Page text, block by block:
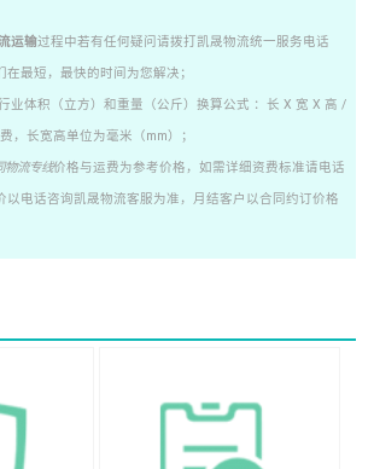
运输过程中若有任何疑问请拨打凯晟物流统一服务电话
最短，最快的时间为您解决；
业体积（立方）和重量（公斤）换算公式 ：长 X 宽 X 高 /
，长宽高单位为毫米（mm）；
物流专线价格与运费为参考价格，如需详细资费标准请电话
以电话咨询凯晟物流客服为准，月结客户以合同约订价格